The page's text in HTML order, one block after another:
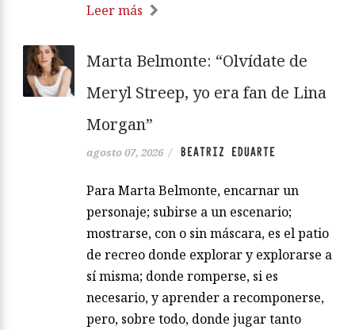
Leer más
Marta Belmonte: “Olvídate de
Meryl Streep, yo era fan de Lina
Morgan”
agosto 07, 2026 / BEATRIZ EDUARTE
Para Marta Belmonte, encarnar un
personaje; subirse a un escenario;
mostrarse, con o sin máscara, es el patio
de recreo donde explorar y explorarse a
sí misma; donde romperse, si es
necesario, y aprender a recomponerse,
pero, sobre todo, donde jugar tanto